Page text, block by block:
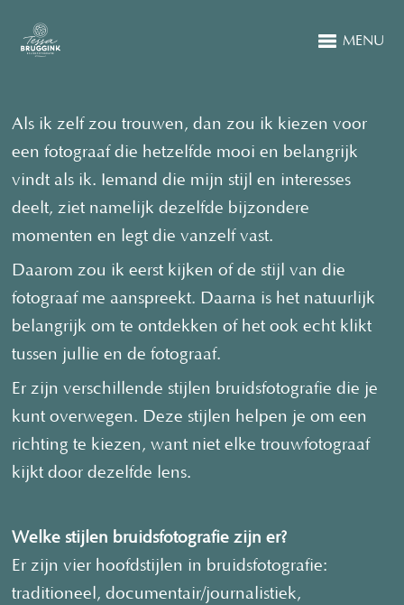
MENU
Als ik zelf zou trouwen, dan zou ik kiezen voor
een fotograaf die hetzelfde mooi en belangrijk
vindt als ik. Iemand die mijn stijl en interesses
deelt, ziet namelijk dezelfde bijzondere
momenten en legt die vanzelf vast.
Daarom zou ik eerst kijken of de stijl van die
fotograaf me aanspreekt. Daarna is het natuurlijk
belangrijk om te ontdekken of het ook echt klikt
tussen jullie en de fotograaf.
Er zijn verschillende stijlen bruidsfotografie die je
kunt overwegen. Deze stijlen helpen je om een
richting te kiezen, want niet elke trouwfotograaf
kijkt door dezelfde lens.
Welke stijlen bruidsfotografie zijn er?
Er zijn vier hoofdstijlen in bruidsfotografie:
traditioneel, documentair/journalistiek,